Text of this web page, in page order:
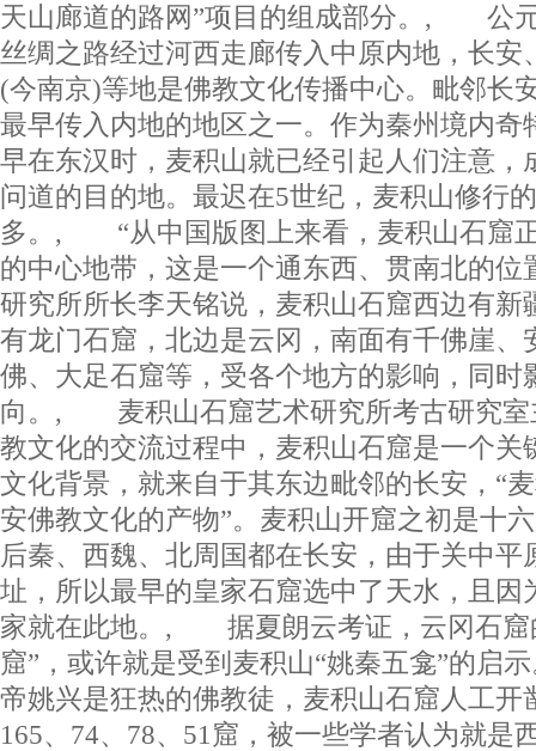
天山廊道的路网”项目的组成部分。, 公
丝绸之路经过河西走廊传入中原内地，长安
(今南京)等地是佛教文化传播中心。毗邻长
最早传入内地的地区之一。作为秦州境内奇
早在东汉时，麦积山就已经引起人们注意，
问道的目的地。最迟在5世纪，麦积山修行
多。, “从中国版图上来看，麦积山石窟
的中心地带，这是一个通东西、贯南北的位
研究所所长李天铭说，麦积山石窟西边有新
有龙门石窟，北边是云冈，南面有千佛崖、
佛、大足石窟等，受各个地方的影响，同时
向。, 麦积山石窟艺术研究所考古研究室
教文化的交流过程中，麦积山石窟是一个关
文化背景，就来自于其东边毗邻的长安，“
安佛教文化的产物”。麦积山开窟之初是十
后秦、西魏、北周国都在长安，由于关中平
址，所以最早的皇家石窟选中了天水，且因
家就在此地。, 据夏朗云考证，云冈石窟
窟”，或许就是受到麦积山“姚秦五龛”的启
帝姚兴是狂热的佛教徒，麦积山石窟人工开
165、74、78、51窟，被一些学者认为就是